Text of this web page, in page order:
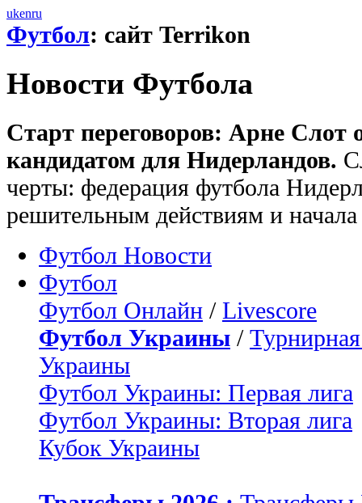
ukenru
Футбол: сайт Terrikon
Новости Футбола
Старт переговоров: Арне Слот
кандидатом для Нидерландов.
черты: федерация футбола
решительным действиям и
Футбол Новости
Футбол
Футбол Онлайн / Livescore
Футбол Украины /
Украины
Футбол Украины: Первая лига
Футбол Украины: Вторая лига
Кубок Украины